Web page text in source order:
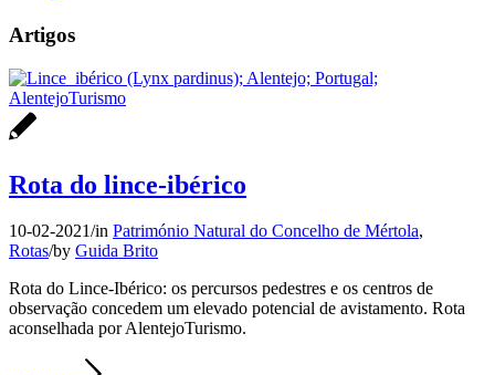
Artigos
Rota do lince-ibérico
10-02-2021/in Património Natural do Concelho de Mértola,
Rotas/by Guida Brito
Rota do Lince-Ibérico: os percursos pedestres e os centros de
observação concedem um elevado potencial de avistamento. Rota
aconselhada por AlentejoTurismo.